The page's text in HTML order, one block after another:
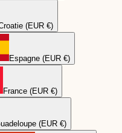
(EUR €)
Espagne (EUR €)
France (EUR €)
(EUR €)